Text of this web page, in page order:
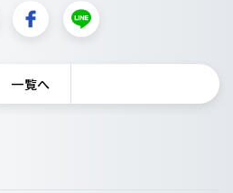
一覧へ